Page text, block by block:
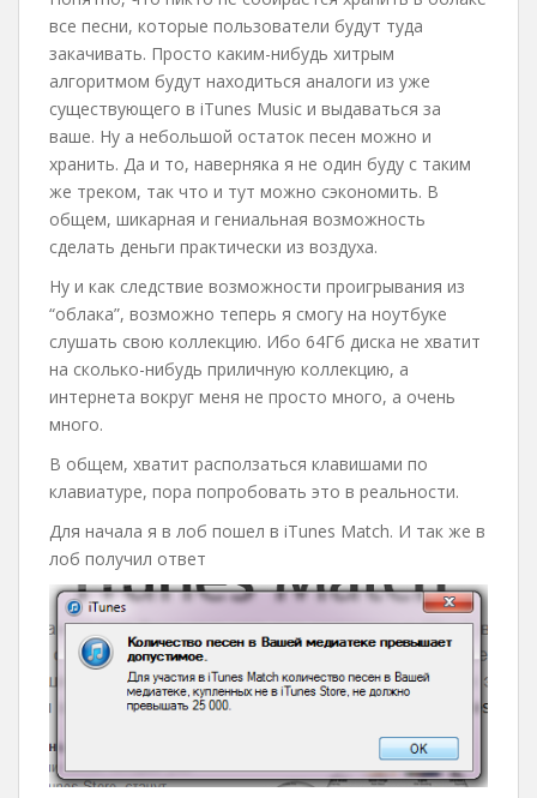
все песни, которые пользователи будут туда
закачивать. Просто каким-нибудь хитрым
алгоритмом будут находиться аналоги из уже
существующего в iTunes Music и выдаваться за
ваше. Ну а небольшой остаток песен можно и
хранить. Да и то, наверняка я не один буду с таким
же треком, так что и тут можно сэкономить. В
общем, шикарная и гениальная возможность
сделать деньги практически из воздуха.
Ну и как следствие возможности проигрывания из
“облака”, возможно теперь я смогу на ноутбуке
слушать свою коллекцию. Ибо 64Гб диска не хватит
на сколько-нибудь приличную коллекцию, а
интернета вокруг меня не просто много, а очень
много.
В общем, хватит расползаться клавишами по
клавиатуре, пора попробовать это в реальности.
Для начала я в лоб пошел в iTunes Match. И так же в
лоб получил ответ